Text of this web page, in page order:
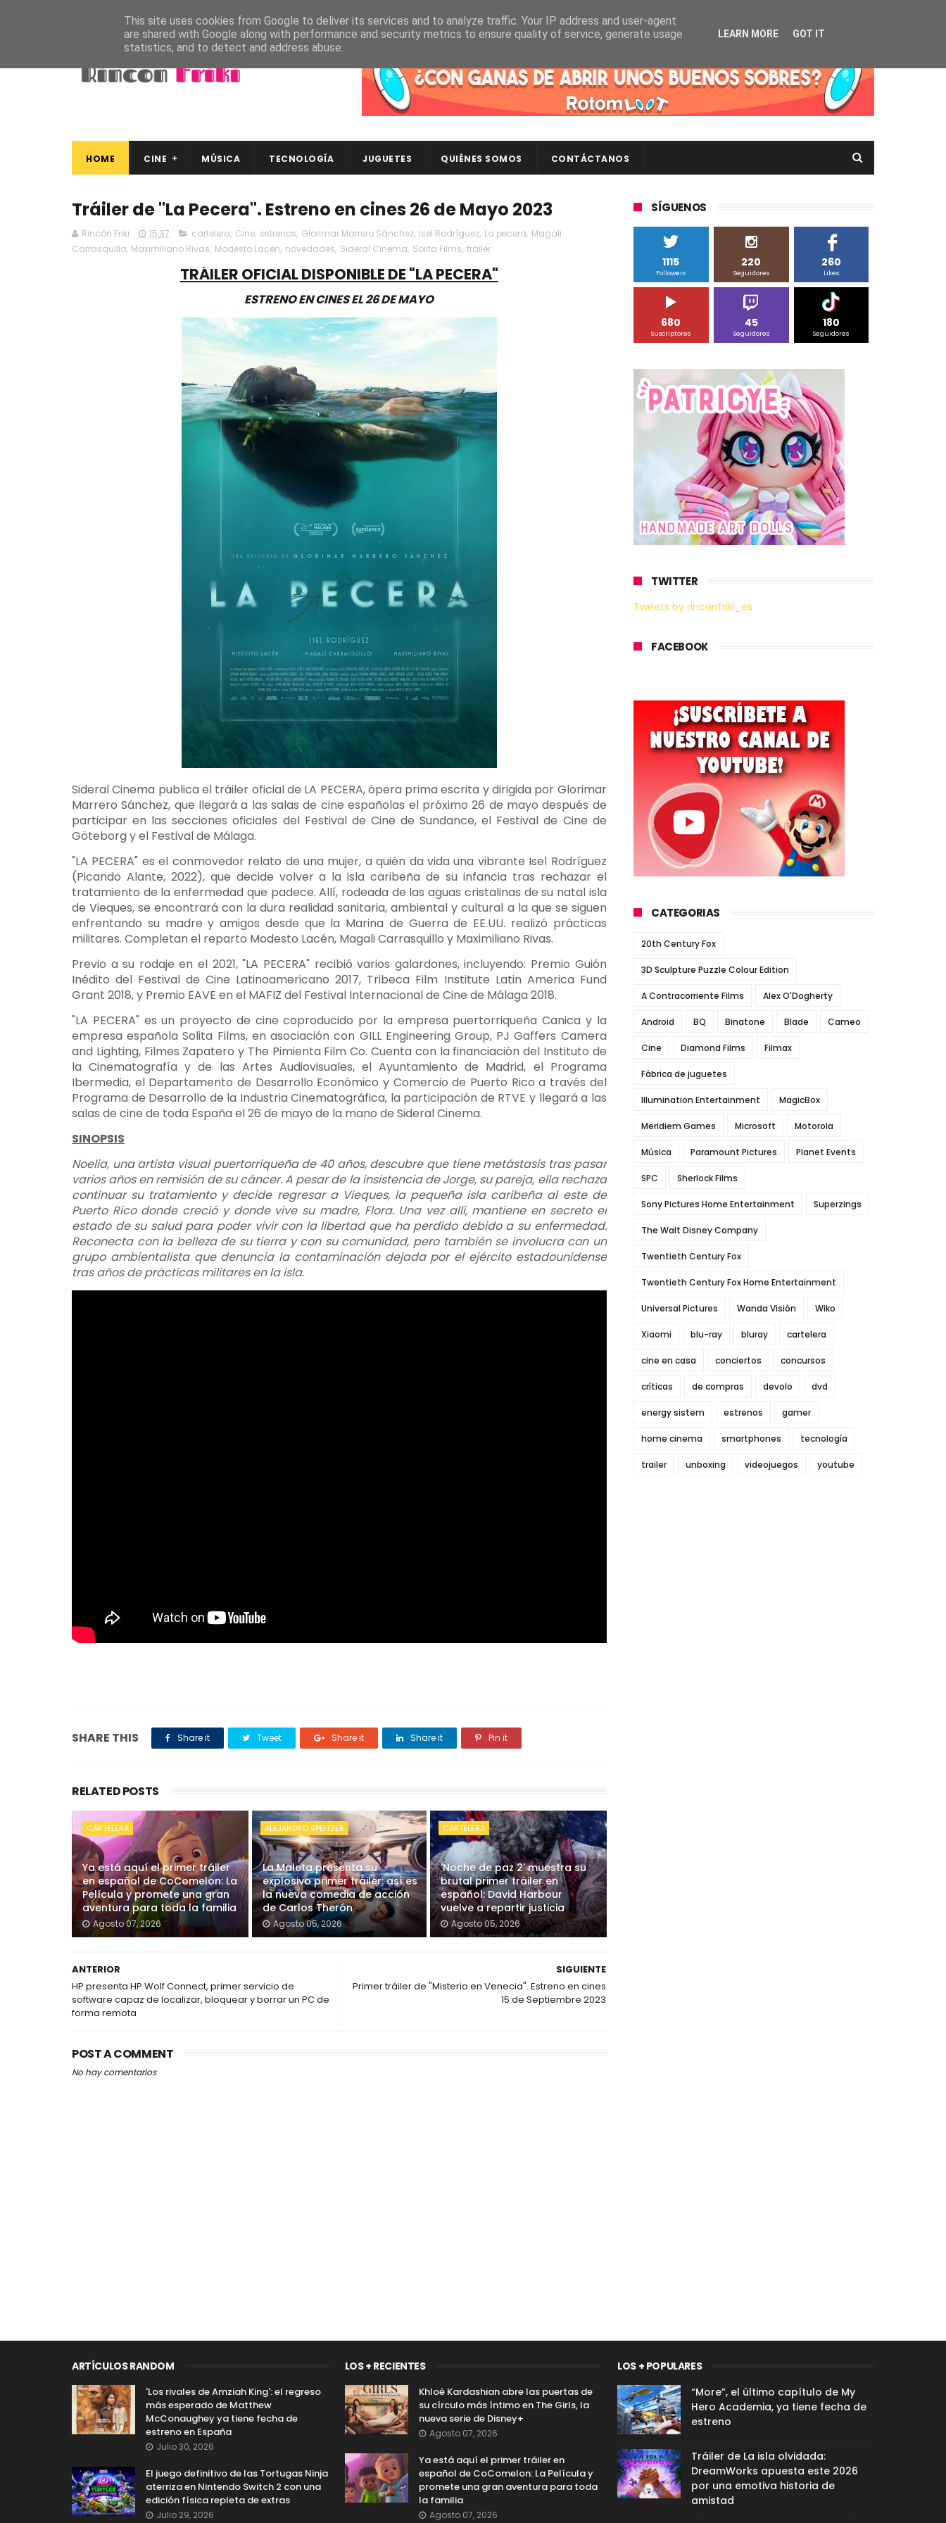
HOME CINE MÚSICA TECNOLOGÍA JUGUETES QUIÉNES SOMOS CONTÁCTANOS
Tráiler de "La Pecera". Estreno en cines 26 de Mayo 2023
Rincón Friki 15:37 cartelera, Cine, estrenos, Glorimar Marrero Sánchez, Isel Rodríguez, La pecera, Magali
Carrasquillo, Maximiliano Rivas, Modesto Lacén, novedades, Sideral Cinema, Solita Films, tráiler
TRÁILER OFICIAL DISPONIBLE DE "LA PECERA"
ESTRENO EN CINES EL 26 DE MAYO
Sideral Cinema publica el tráiler oficial de LA PECERA, ópera prima escrita y dirigida por Glorimar
Marrero Sánchez, que llegará a las salas de cine españolas el próximo 26 de mayo después de
participar en las secciones oficiales del Festival de Cine de Sundance, el Festival de Cine de
Göteborg y el Festival de Málaga.
"LA PECERA" es el conmovedor relato de una mujer, a quién da vida una vibrante Isel Rodríguez
(Picando Alante, 2022), que decide volver a la isla caribeña de su infancia tras rechazar el
tratamiento de la enfermedad que padece. Allí, rodeada de las aguas cristalinas de su natal isla
de Vieques, se encontrará con la dura realidad sanitaria, ambiental y cultural a la que se siguen
enfrentando su madre y amigos desde que la Marina de Guerra de EE.UU. realizó prácticas
militares. Completan el reparto Modesto Lacén, Magali Carrasquillo y Maximiliano Rivas.
Previo a su rodaje en el 2021, "LA PECERA" recibió varios galardones, incluyendo: Premio Guión
Inédito del Festival de Cine Latinoamericano 2017, Tribeca Film Institute Latin America Fund
Grant 2018, y Premio EAVE en el MAFIZ del Festival Internacional de Cine de Málaga 2018.
"LA PECERA" es un proyecto de cine coproducido por la empresa puertorriqueña Canica y la
empresa española Solita Films, en asociación con GILL Engineering Group, PJ Gaffers Camera
and Lighting, Filmes Zapatero y The Pimienta Film Co. Cuenta con la financiación del Instituto de
la Cinematografía y de las Artes Audiovisuales, el Ayuntamiento de Madrid, el Programa
Ibermedia, el Departamento de Desarrollo Económico y Comercio de Puerto Rico a través del
Programa de Desarrollo de la Industria Cinematográfica, la participación de RTVE y llegará a las
salas de cine de toda España el 26 de mayo de la mano de Sideral Cinema.
SINOPSIS
Noelia, una artista visual puertorriqueña de 40 años, descubre que tiene metástasis tras pasar
varios años en remisión de su cáncer. A pesar de la insistencia de Jorge, su pareja, ella rechaza
continuar su tratamiento y decide regresar a Vieques, la pequeña isla caribeña al este de
Puerto Rico donde creció y donde vive su madre, Flora. Una vez allí, mantiene en secreto el
estado de su salud para poder vivir con la libertad que ha perdido debido a su enfermedad.
Reconecta con la belleza de su tierra y con su comunidad, pero también se involucra con un
grupo ambientalista que denuncia la contaminación dejada por el ejército estadounidense
tras años de prácticas militares en la isla.
SHARE THIS Share it Tweet Share it Share it Pin it
RELATED POSTS
CARTELERA
Ya está aquí el primer tráiler
en español de CoComelon: La
Película y promete una gran
aventura para toda la familia
Agosto 07, 2026
ALEJANDRO SPEITZER
La Maleta presenta su
explosivo primer tráiler: así es
la nueva comedia de acción
de Carlos Therón
Agosto 05, 2026
CARTELERA
'Noche de paz 2' muestra su
brutal primer tráiler en
español: David Harbour
vuelve a repartir justicia
Agosto 05, 2026
SIGUIENTE
Primer tráiler de "Misterio en Venecia". Estreno en cines
15 de Septiembre 2023
ANTERIOR
HP presenta HP Wolf Connect, primer servicio de
software capaz de localizar, bloquear y borrar un PC de
forma remota
POST A COMMENT
No hay comentarios
SÍGUENOS
1115
Followers
220
Seguidores
260
Likes
680
Suscriptores
45
Seguidores
180
Seguidores
TWITTER
Tweets by rinconfriki_es
FACEBOOK
CATEGORIAS
20th Century Fox
3D Sculpture Puzzle Colour Edition
A Contracorriente Films Alex O'Dogherty
Android BQ Binatone Blade Cameo
Cine Diamond Films Filmax
Fábrica de juguetes
Illumination Entertainment MagicBox
Meridiem Games Microsoft Motorola
Música Paramount Pictures Planet Events
SPC Sherlock Films
Sony Pictures Home Entertainment Superzings
The Walt Disney Company
Twentieth Century Fox
Twentieth Century Fox Home Entertainment
Universal Pictures Wanda Visión Wiko
Xiaomi blu-ray bluray cartelera
cine en casa conciertos concursos
críticas de compras devolo dvd
energy sistem estrenos gamer
home cinema smartphones tecnología
trailer unboxing videojuegos youtube
ARTÍCULOS RANDOM
'Los rivales de Amziah King': el regreso
más esperado de Matthew
McConaughey ya tiene fecha de
estreno en España
Julio 30, 2026
El juego definitivo de las Tortugas Ninja
aterriza en Nintendo Switch 2 con una
edición física repleta de extras
Julio 29, 2026
LOS + RECIENTES
Khloé Kardashian abre las puertas de
su círculo más íntimo en The Girls, la
nueva serie de Disney+
Agosto 07, 2026
Ya está aquí el primer tráiler en
español de CoComelon: La Película y
promete una gran aventura para toda
la familia
Agosto 07, 2026
LOS + POPULARES
“More”, el último capítulo de My
Hero Academia, ya tiene fecha de
estreno
Tráiler de La isla olvidada:
DreamWorks apuesta este 2026
por una emotiva historia de
amistad
This site uses cookies from Google to deliver its services and to analyze traffic. Your IP address and user-agent
are shared with Google along with performance and security metrics to ensure quality of service, generate usage
statistics, and to detect and address abuse.
LEARN MORE GOT IT